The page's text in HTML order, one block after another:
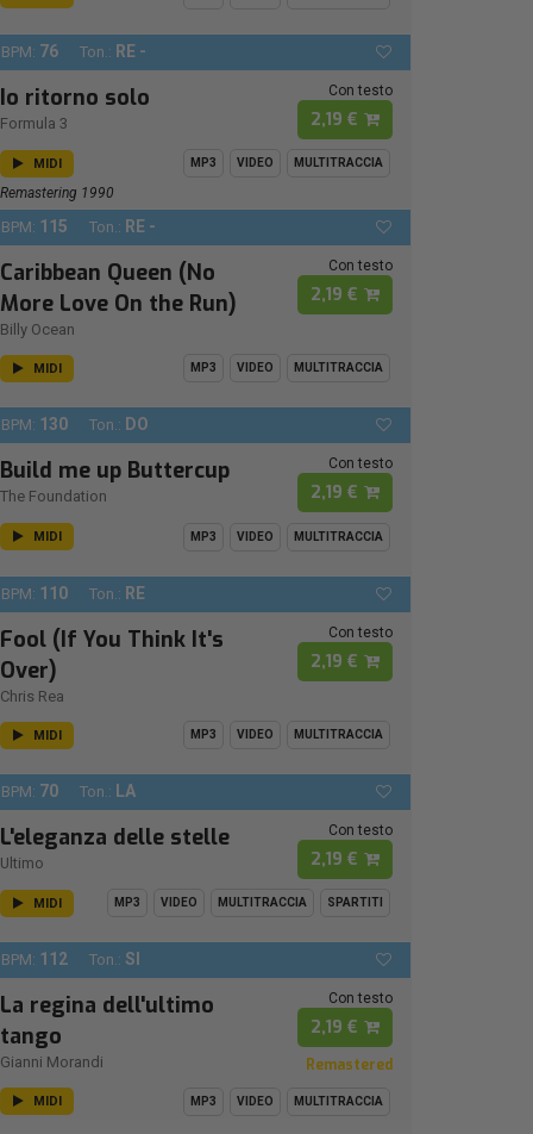
BPM: 76 Ton.: RE -
Io ritorno solo
Formula 3
Con testo
2,19 €
MIDI MP3 VIDEO MULTITRACCIA
Remastering 1990
BPM: 115 Ton.: RE -
Caribbean Queen (No
More Love On the Run)
Billy Ocean
Con testo
2,19 €
MIDI MP3 VIDEO MULTITRACCIA
BPM: 130 Ton.: DO
Build me up Buttercup
The Foundation
Con testo
2,19 €
MIDI MP3 VIDEO MULTITRACCIA
BPM: 110 Ton.: RE
Fool (If You Think It's
Over)
Chris Rea
Con testo
2,19 €
MIDI MP3 VIDEO MULTITRACCIA
BPM: 70 Ton.: LA
L'eleganza delle stelle
Ultimo
Con testo
2,19 €
MIDI MP3 VIDEO MULTITRACCIA SPARTITI
BPM: 112 Ton.: SI
La regina dell'ultimo
tango
Gianni Morandi
Con testo
2,19 €
Remastered
MIDI MP3 VIDEO MULTITRACCIA